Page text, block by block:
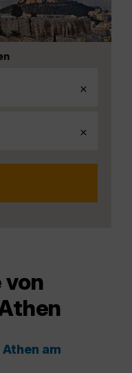
von
am